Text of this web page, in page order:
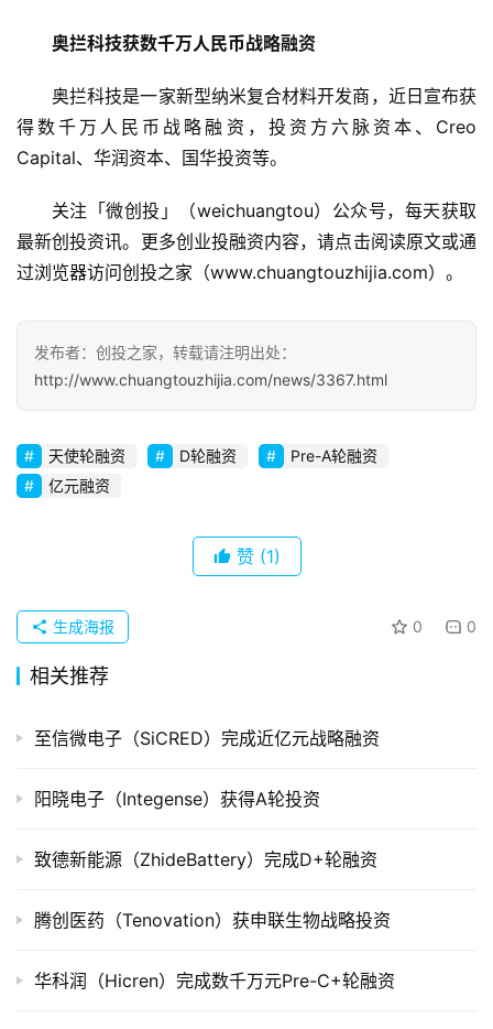
奥拦科技获数千万人民币战略融资
奥拦科技是一家新型纳米复合材料开发商，近日宣布获
得数千万人民币战略融资，投资方六脉资本、Creo
Capital、华润资本、国华投资等。
关注「微创投」（weichuangtou）公众号，每天获取
最新创投资讯。更多创业投融资内容，请点击阅读原文或通
过浏览器访问创投之家（www.chuangtouzhijia.com）。
发布者：创投之家，转载请注明出处：
http://www.chuangtouzhijia.com/news/3367.html
天使轮融资 D轮融资
Pre-A轮融资
亿元融资
赞 (1)
0 0
生成海报
相关推荐
至信微电子（SiCRED）完成近亿元战略融资
阳晓电子（Integense）获得A轮投资
致德新能源（ZhideBattery）完成D+轮融资
腾创医药（Tenovation）获申联生物战略投资
华科润（Hicren）完成数千万元Pre-C+轮融资